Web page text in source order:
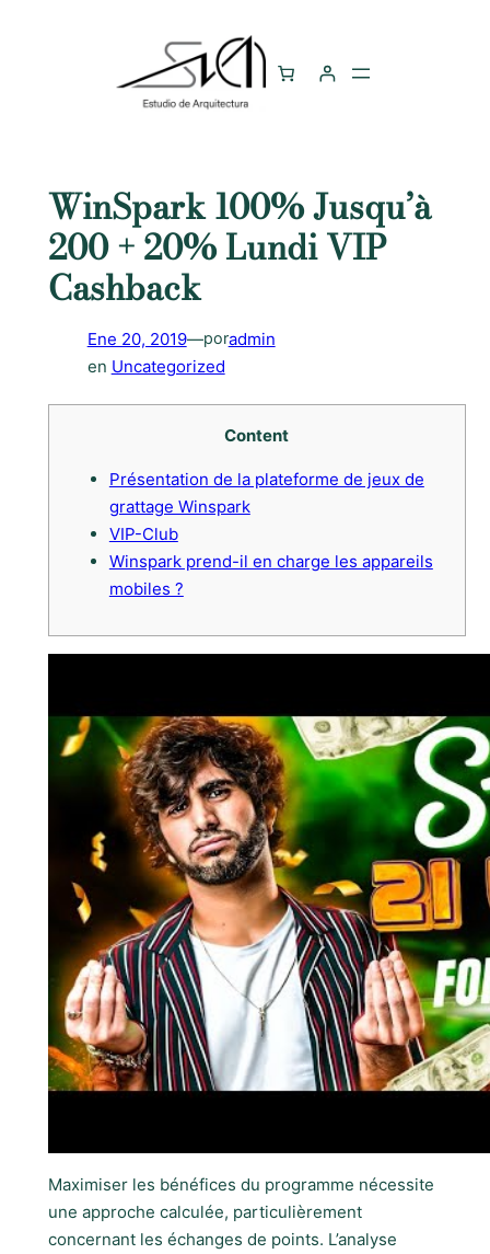
WinSpark 100% Jusqu’à
200 + 20% Lundi VIP
Cashback
Ene 20, 2019—poradmin
en Uncategorized
Content
Présentation de la plateforme de jeux de
grattage Winspark
VIP-Club
Winspark prend-il en charge les appareils
mobiles ?
Maximiser les bénéfices du programme nécessite
une approche calculée, particulièrement
concernant les échanges de points. L’analyse